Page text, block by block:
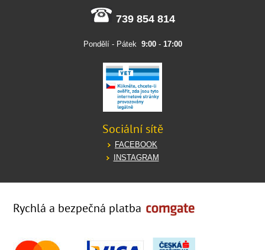
739 854 814
Pondělí - Pátek 9:00- 17:00
Sociální sítě
FACEBOOK
INSTAGRAM
Rychlá a bezpečná platba